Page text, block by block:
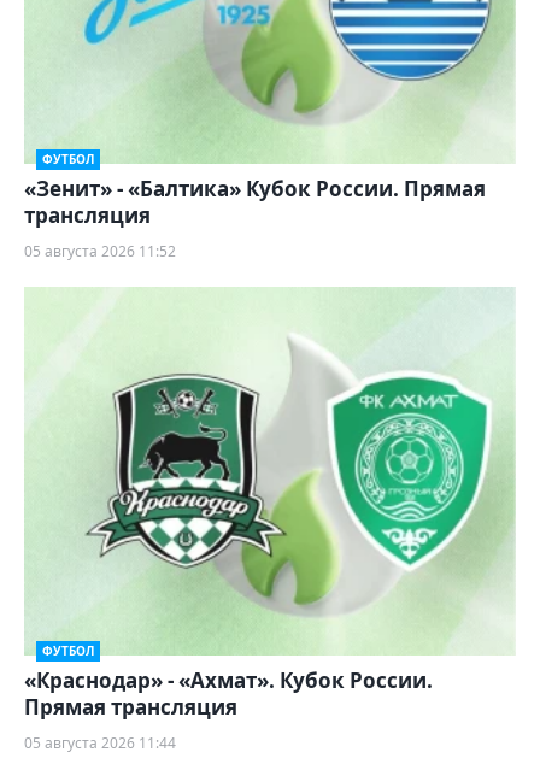
ФУТБОЛ
«Зенит» - «Балтика» Кубок России. Прямая
трансляция
05 августа 2026 11:52
ФУТБОЛ
«Краснодар» - «Ахмат». Кубок России.
Прямая трансляция
05 августа 2026 11:44